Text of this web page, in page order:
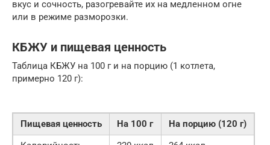
вкус и сочность, разогревайте их на медленном огне
или в режиме разморозки.
КБЖУ и пищевая ценность
Таблица КБЖУ на 100 г и на порцию (1 котлета,
примерно 120 г):
Пищевая ценность На 100 г
На порцию (120 г)